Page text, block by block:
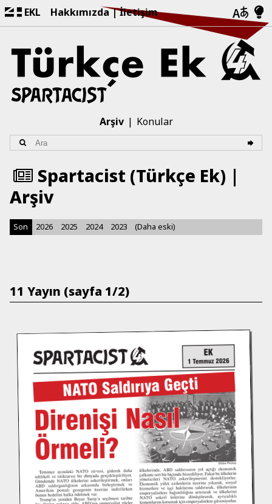
EKL Hakkımızda İletişim
Arşiv Konular
Spartacist (Türkçe Ek) |
Arşiv
Son 2026 2025 2024 2023 (Daha eski)
11 Yayın (sayfa 1/2)